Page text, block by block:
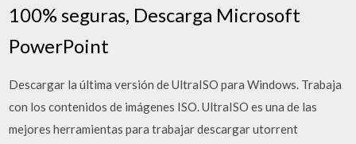
100% seguras, Descarga Microsoft
PowerPoint
Descargar la última versión de UltraISO para Windows. Trabaja
con los contenidos de imágenes ISO. UltraISO es una de las
mejores herramientas para trabajar descargar utorrent